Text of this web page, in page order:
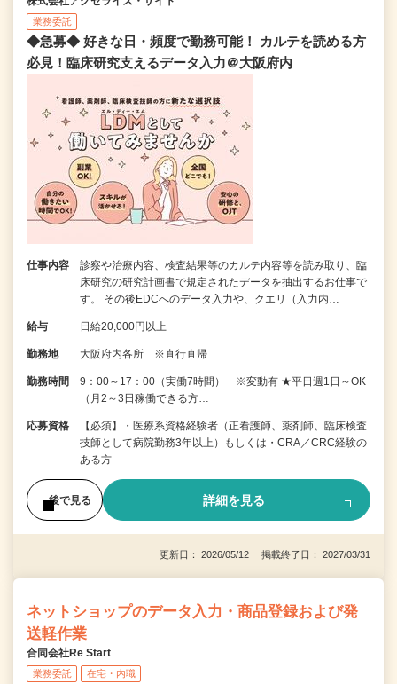
業務委託
◆急募◆ 好きな日・頻度で勤務可能！ カルテを読める方
必見！臨床研究支えるデータ入力＠大阪府内
仕事内容
診察や治療内容、検査結果等のカルテ内容等を読み取り、臨
床研究の研究計画書で規定されたデータを抽出するお仕事で
す。 その後EDCへのデータ入力や、クエリ（入力内…
給与 日給20,000円以上
勤務地 大阪府内各所 ※直行直帰
勤務時間
9：00～17：00（実働7時間） ※変動有 ★平日週1日～OK
（月2～3日稼働できる方…
応募資格
【必須】・医療系資格経験者（正看護師、薬剤師、臨床検査
技師として病院勤務3年以上）もしくは・CRA／CRC経験の
ある方
後で見る 詳細を見る
更新日： 2026/05/12 掲載終了日： 2027/03/31
ネットショップのデータ入力・商品登録および発
送軽作業
合同会社Re Start
業務委託 在宅・内職